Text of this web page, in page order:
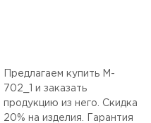
Предлагаем купить M-
702_1 и заказать
продукцию из него. Скидка
20% на изделия. Гарантия